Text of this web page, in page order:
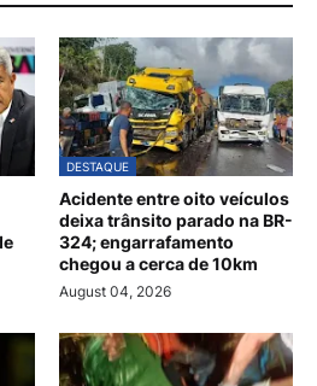
DESTAQUE
Acidente entre oito veículos
deixa trânsito parado na BR-
324; engarrafamento
chegou a cerca de 10km
August 04, 2026